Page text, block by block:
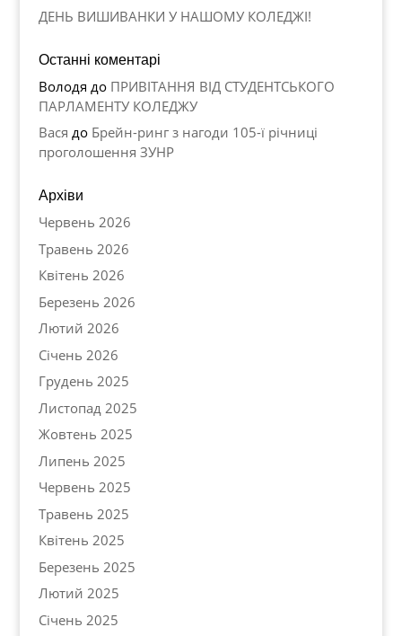
ДЕНЬ ВИШИВАНКИ У НАШОМУ КОЛЕДЖІ!
Останні коментарі
Володя до ПРИВІТАННЯ ВІД СТУДЕНТСЬКОГО
ПАРЛАМЕНТУ КОЛЕДЖУ
Вася до Брейн-ринг з нагоди 105-ї річниці
проголошення ЗУНР
Архіви
Червень 2026
Травень 2026
Квітень 2026
Березень 2026
Лютий 2026
Січень 2026
Грудень 2025
Листопад 2025
Жовтень 2025
Липень 2025
Червень 2025
Травень 2025
Квітень 2025
Березень 2025
Лютий 2025
Січень 2025